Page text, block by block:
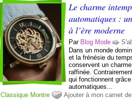
Le charme
automatiques :
à l’ère moderne
Par Blog Mode
Dans un monde
et la frénésie du
conservent un
raffinée.
qui fonctionnent
automatiques...
Classique Montre Ajouter à mon carnet